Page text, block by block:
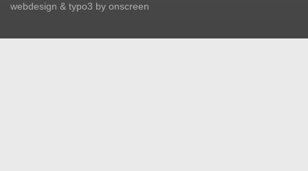
webdesign & typo3 by onscreen